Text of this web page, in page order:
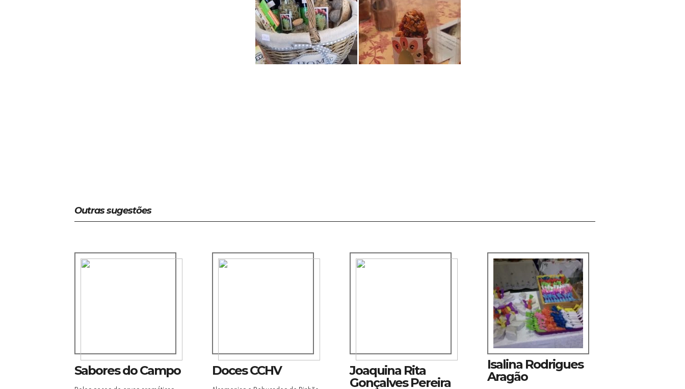
Outras sugestões
Sabores do Campo Doces CCHV
Joaquina Rita
Gonçalves Pereira
Isalina Rodrigues
Aragão